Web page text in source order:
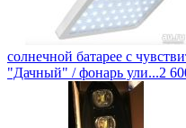
солнечной батарее с
"Дачный" / фонарь ули...2